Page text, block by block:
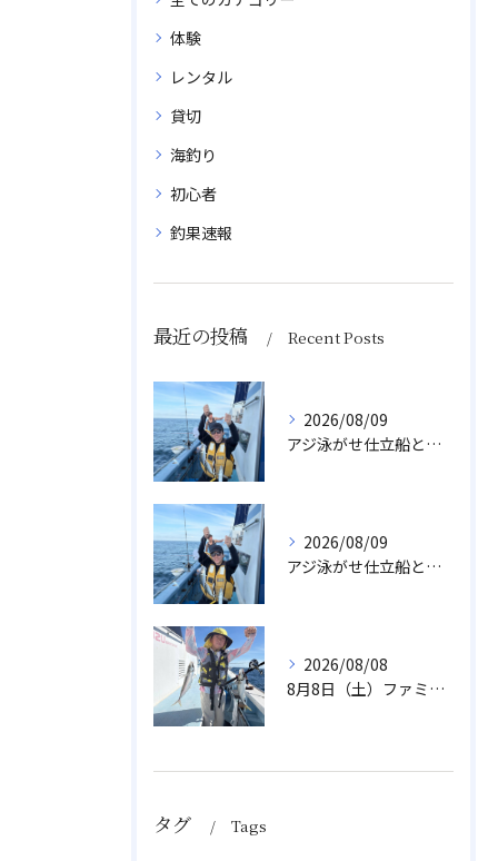
体験
レンタル
貸切
海釣り
初心者
釣果速報
最近の投稿 Recent Posts
2026/08/09
アジ泳がせ仕立船とスルメイカ船
2026/08/09
アジ泳がせ仕立船とスルメイカ船
2026/08/08
8月8日（土）ファミリーアジ
タグ Tags